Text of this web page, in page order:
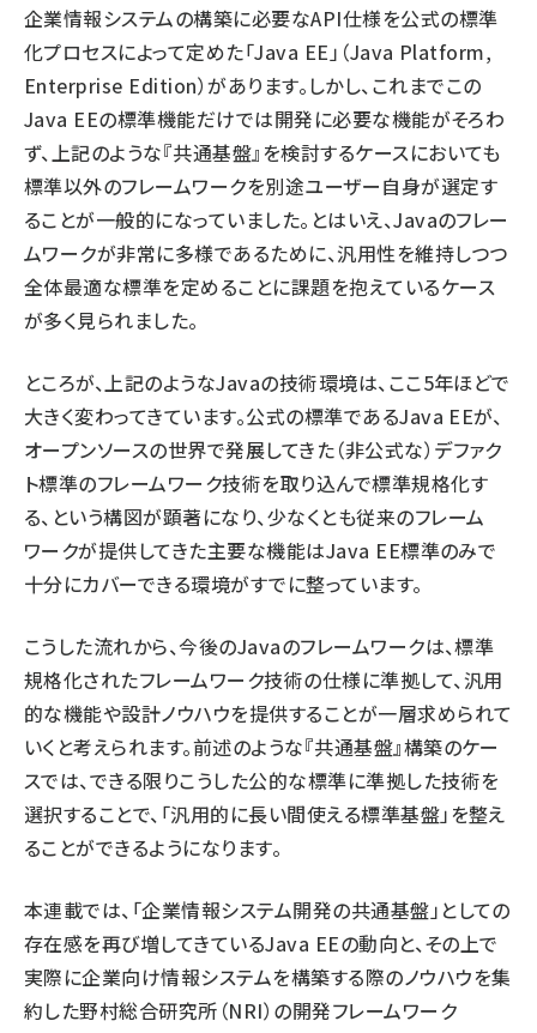
企業情報システムの構築に必要なAPI仕様を公式の標準
化プロセスによって定めた「Java EE」（Java Platform,
Enterprise Edition）があります。しかし、これまでこの
Java EEの標準機能だけでは開発に必要な機能がそろわ
ず、上記のような『共通基盤』を検討するケースにおいても
標準以外のフレームワークを別途ユーザー自身が選定す
ることが一般的になっていました。とはいえ、Javaのフレー
ムワークが非常に多様であるために、汎用性を維持しつつ
全体最適な標準を定めることに課題を抱えているケース
が多く見られました。
ところが、上記のようなJavaの技術環境は、ここ5年ほどで
大きく変わってきています。公式の標準であるJava EEが、
オープンソースの世界で発展してきた（非公式な）デファク
ト標準のフレームワーク技術を取り込んで標準規格化す
る、という構図が顕著になり、少なくとも従来のフレーム
ワークが提供してきた主要な機能はJava EE標準のみで
十分にカバーできる環境がすでに整っています。
こうした流れから、今後のJavaのフレームワークは、標準
規格化されたフレームワーク技術の仕様に準拠して、汎用
的な機能や設計ノウハウを提供することが一層求められて
いくと考えられます。前述のような『共通基盤』構築のケー
スでは、できる限りこうした公的な標準に準拠した技術を
選択することで、「汎用的に長い間使える標準基盤」を整え
ることができるようになります。
本連載では、「企業情報システム開発の共通基盤」としての
存在感を再び増してきているJava EEの動向と、その上で
実際に企業向け情報システムを構築する際のノウハウを集
約した野村総合研究所（NRI）の開発フレームワーク